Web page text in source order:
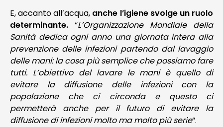
E, accanto all’acqua, anche l’igiene svolge un ruolo
determinante. “L’Organizzazione Mondiale della
Sanità dedica ogni anno una giornata intera alla
prevenzione delle infezioni partendo dal lavaggio
delle mani: la cosa più semplice che possiamo fare
tutti. L’obiettivo del lavare le mani è quello di
evitare la diffusione delle infezioni con la
popolazione che ci circonda e questo ci
permetterà anche per il futuro di evitare la
diffusione di infezioni molto ma molto più serie“.